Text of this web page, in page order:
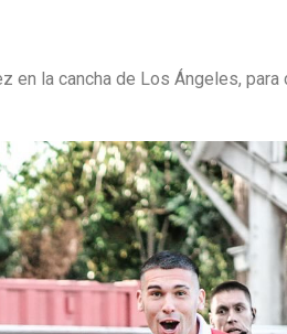
en la cancha de Los Ángeles, para